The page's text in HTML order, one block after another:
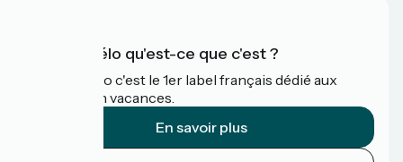
Accueil Vélo qu'est-ce que c'est ?
Accueil Vélo c'est le 1er label français dédié aux
cyclistes en vacances.
En savoir plus